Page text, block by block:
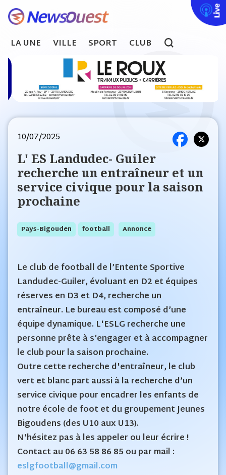
Live
LA UNE VILLE SPORT CLUB search
10/07/2025
L' ES Landudec- Guiler
recherche un entraîneur et un
service civique pour la saison
prochaine
Pays-Bigouden Football Annonce
Le club de football de l’Entente Sportive
Landudec-Guiler, évoluant en D2 et équipes
réserves en D3 et D4, recherche un
entraîneur. Le bureau est composé d’une
équipe dynamique. L'ESLG recherche une
personne prête à s’engager et à accompagner
le club pour la saison prochaine.
Outre cette recherche d'entraîneur, le club
vert et blanc part aussi à la recherche d’un
service civique pour encadrer les enfants de
notre école de foot et du groupement Jeunes
Bigoudens (des U10 aux U13).
N'hésitez pas à les appeler ou leur écrire !
Contact au 06 63 58 86 85 ou par mail :
eslgfootball@gmail.com